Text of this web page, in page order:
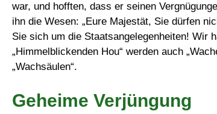
war, und hofften, dass er seinen
ihn die Wesen: „Eure Majestät, Sie dürfen
Sie sich um die Staatsangelegenheiten! Wir
„Himmelblickenden Hou“ werden auch
„Wachsäulen“.
Geheime Verjüngung